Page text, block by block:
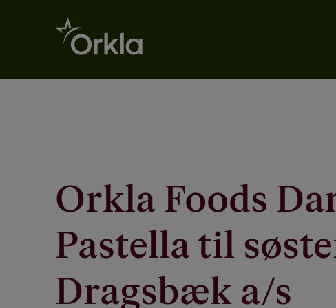
Go to frontpage
Orkla Foods
Pastella til
Dragsbæk a/s